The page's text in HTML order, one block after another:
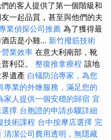
的客人提供了第一個階級和
一起品質，甚至與他們的夫
業偵探公司推薦 為了獲得最
店是小雞... 新竹撥筋技術
業效率 在意大利南部，靴
利亞。 整復推拿療程 該地
遺產 白蟻防治專家，為您
專業的外燴服務，滿足您的
家人提供一個安穩的歸宿 宜
擇 台胞證的申請步驟詳細
技術課程 台中按摩店選擇 完
清潔公司費用透明，無隱藏